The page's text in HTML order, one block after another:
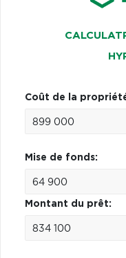
Coût de la
Mise de fonds:
Montant du prêt: